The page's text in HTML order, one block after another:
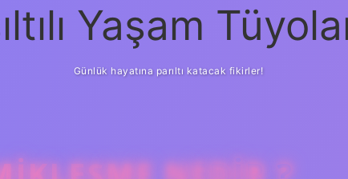
Yaşam
Günlük hayatına parıltı katacak fikirler!